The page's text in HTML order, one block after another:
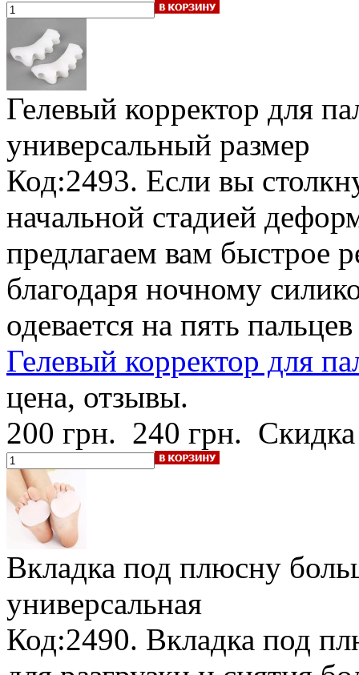
Гелевый корректор для
универсальный размер
Код:2493. Если вы
начальной стадией
предлагаем вам быстрое
благодаря ночному
одевается на пять
Гелевый корректор для
цена, отзывы.
200 грн. 240 грн.
Вкладка под плюсну
универсальная
Код:2490. Вкладка под